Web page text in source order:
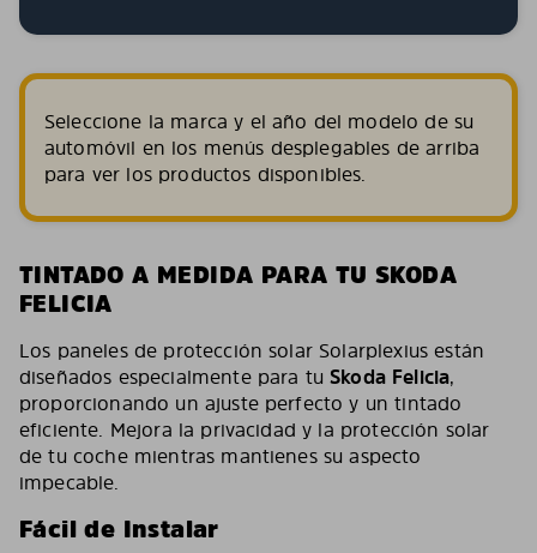
Seleccione la marca y el año del modelo de su
automóvil en los menús desplegables de arriba
para ver los productos disponibles.
TINTADO A MEDIDA PARA TU SKODA
FELICIA
Los paneles de protección solar Solarplexius están
diseñados especialmente para tuSkoda Felicia,
proporcionando un ajuste perfecto y un tintado
eficiente. Mejora la privacidad y la protección solar
de tu coche mientras mantienes su aspecto
impecable.
Fácil de Instalar